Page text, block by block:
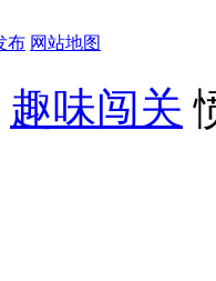
布 网站地图
趣味闯关